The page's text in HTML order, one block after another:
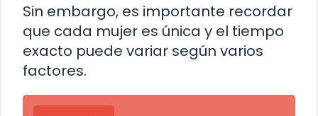
Sin embargo, es importante recordar
que cada mujer es única y el tiempo
exacto puede variar según varios
factores.